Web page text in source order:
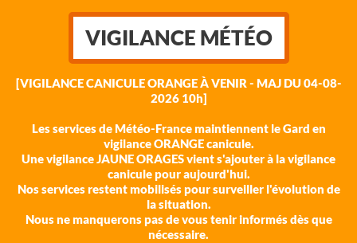
VIGILANCE MÉTÉO
[VIGILANCE CANICULE ORANGE À VENIR - MAJ DU 04-08-
2026 10h]
Les services de Météo-France maintiennent le Gard en
vigilance ORANGE canicule.
Une vigilance JAUNE ORAGES vient s'ajouter à la vigilance
canicule pour aujourd'hui.
Nos services restent mobilisés pour surveiller l'évolution de
la situation.
Nous ne manquerons pas de vous tenir informés dès que
nécessaire.